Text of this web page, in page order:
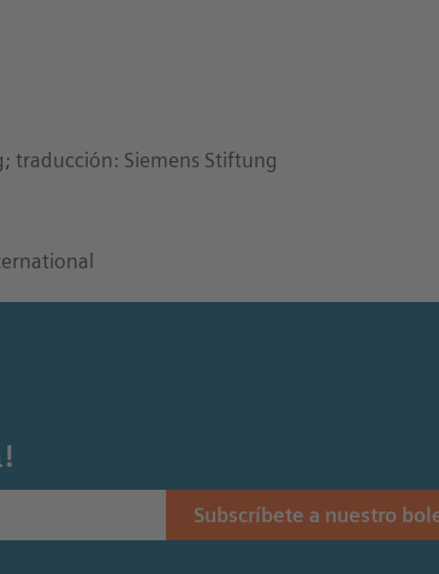
traducción: Siemens Stiftung
Subscríbete a nuestro